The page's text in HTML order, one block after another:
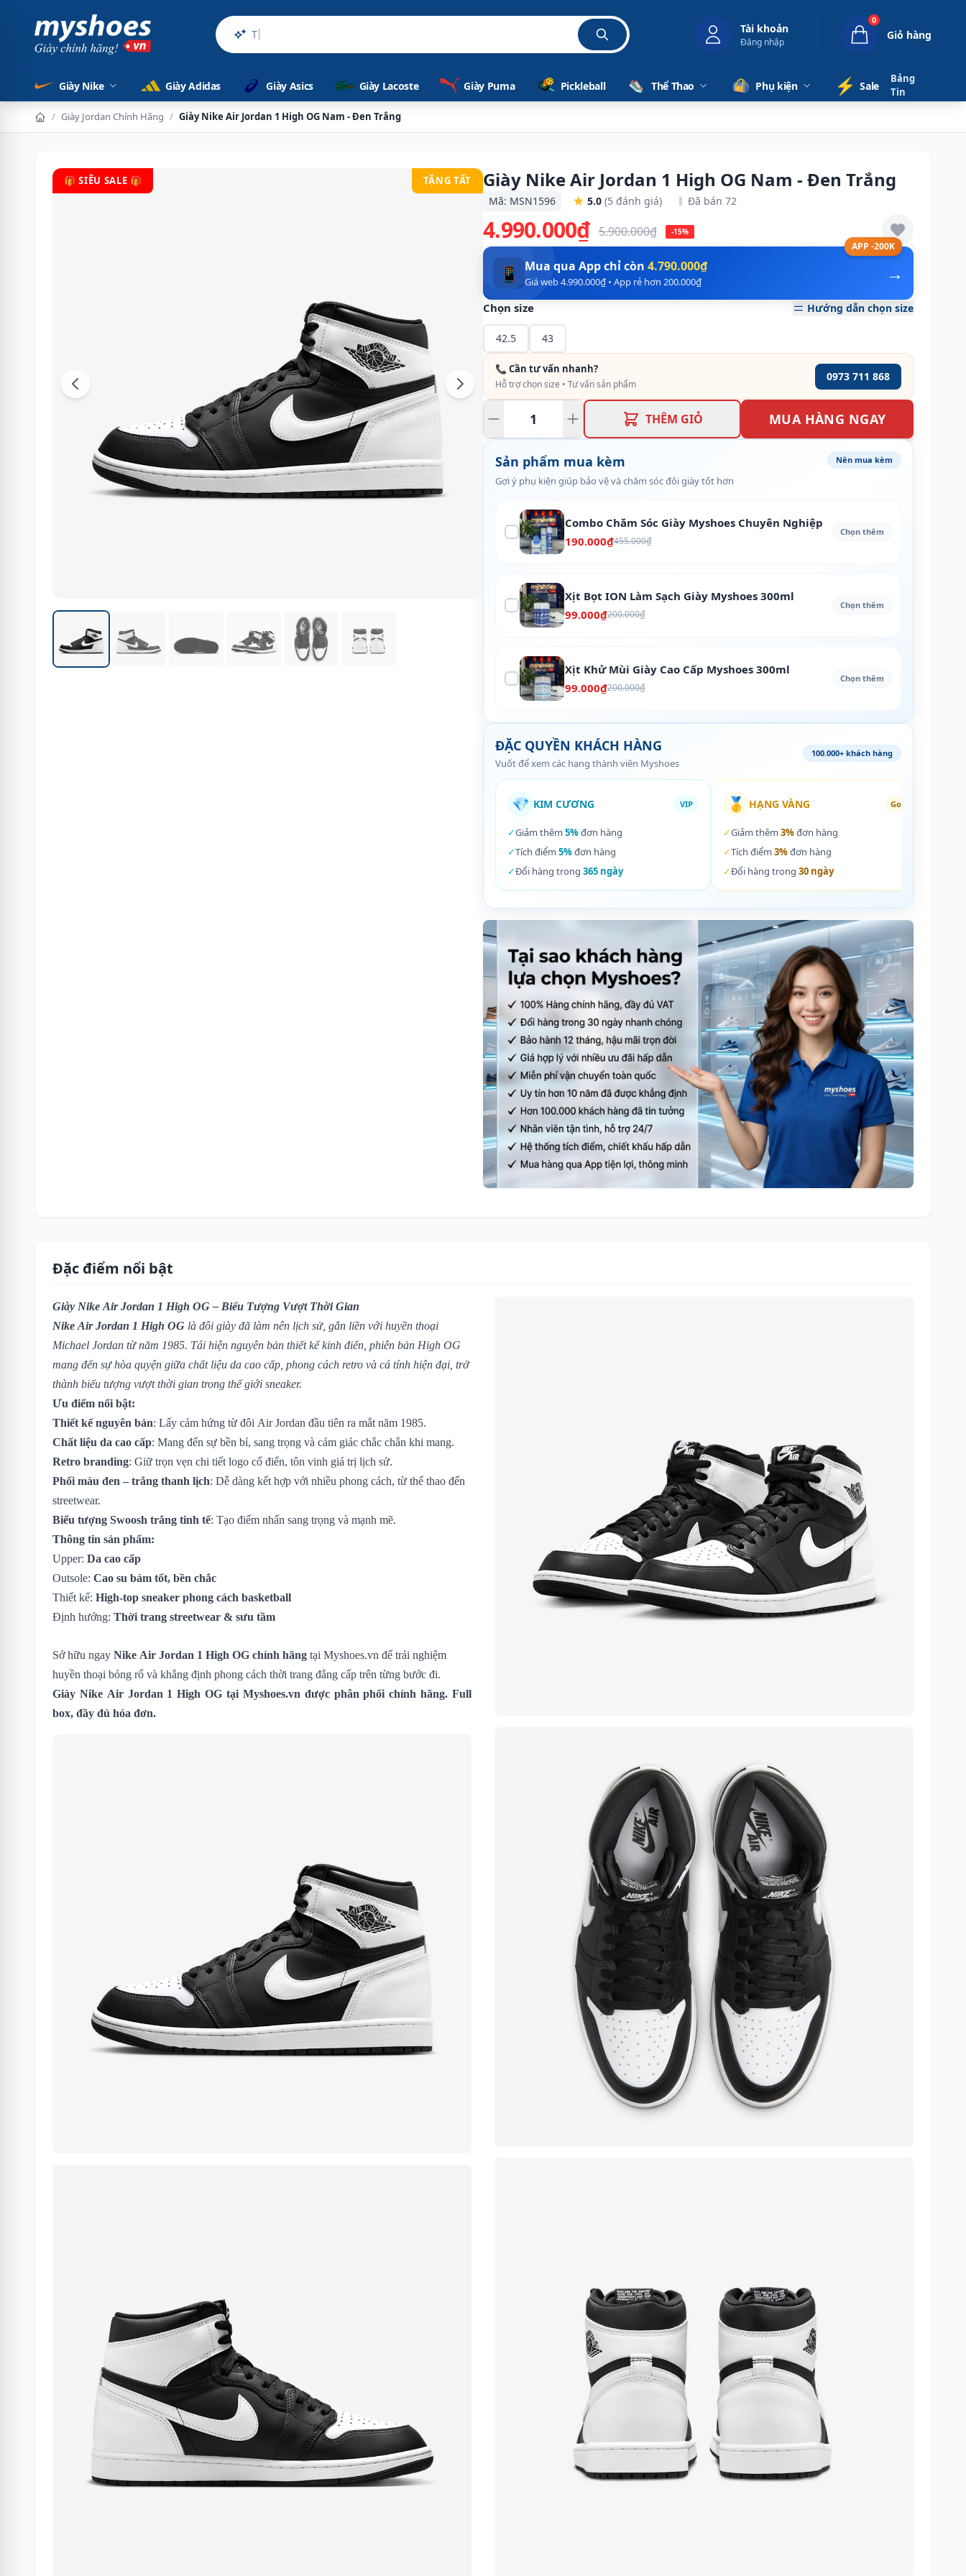
Sản phẩm ch Tài khoản
Đăng nhập
0
Giỏ hàng
Giày Nike Giày Adidas Giày Asics Giày Lacoste Giày Puma Pickleball Thể Thao Phụ kiện ⚡️ Sale
Bảng
Tin
/ Giày Jordan Chính Hãng / Giày Nike Air Jordan 1 High OG Nam - Đen Trắng
🎁 SIÊU SALE 🎁 TẶNG TẤT Giày Nike Air Jordan 1 High OG Nam - Đen Trắng
Mã: MSN1596 5.0 (5 đánh giá) Đã bán 72
4.990.000₫ 5.900.000₫ -15%
APP -200K
→
📱 Mua qua App chỉ còn 4.790.000₫
Giá web 4.990.000₫ • App rẻ hơn 200.000₫
Chọn size Hướng dẫn chọn size
42.5 43
📞 Cần tư vấn nhanh?
Hỗ trợ chọn size • Tư vấn sản phẩm
0973 711 868
THÊM GIỎ MUA HÀNG NGAY
Sản phẩm mua kèm
Gợi ý phụ kiện giúp bảo vệ và chăm sóc đôi giày tốt hơn
Nên mua kèm
Combo Chăm Sóc Giày Myshoes Chuyên Nghiệp
190.000₫455.000₫
Chọn thêm
Xịt Bọt ION Làm Sạch Giày Myshoes 300ml
99.000₫200.000₫
Chọn thêm
Xịt Khử Mùi Giày Cao Cấp Myshoes 300ml
99.000₫200.000₫
Chọn thêm
ĐẶC QUYỀN KHÁCH HÀNG
Vuốt để xem các hạng thành viên Myshoes
100.000+ khách hàng
💎 KIM CƯƠNG VIP
✓Giảm thêm 5%đơn hàng
✓Tích điểm 5%đơn hàng
✓Đổi hàng trong 365 ngày
🥇 HẠNG VÀNG Gold
✓Giảm thêm 3%đơn hàng
✓Tích điểm 3%đơn hàng
✓Đổi hàng trong 30 ngày
Đặc điểm nổi bật
Giày Nike Air Jordan 1 High OG – Biểu Tượng Vượt Thời Gian
Nike Air Jordan 1 High OG là đôi giày đã làm nên lịch sử, gắn liền với huyền thoại
Michael Jordan từ năm 1985. Tái hiện nguyên bản thiết kế kinh điển, phiên bản High OG
mang đến sự hòa quyện giữa chất liệu da cao cấp, phong cách retro và cá tính hiện đại, trở
thành biểu tượng vượt thời gian trong thế giới sneaker.
Ưu điểm nổi bật:
Thiết kế nguyên bản: Lấy cảm hứng từ đôi Air Jordan đầu tiên ra mắt năm 1985.
Chất liệu da cao cấp: Mang đến sự bền bỉ, sang trọng và cảm giác chắc chắn khi mang.
Retro branding: Giữ trọn vẹn chi tiết logo cổ điển, tôn vinh giá trị lịch sử.
Phối màu đen – trắng thanh lịch: Dễ dàng kết hợp với nhiều phong cách, từ thể thao đến
streetwear.
Biểu tượng Swoosh trắng tinh tế: Tạo điểm nhấn sang trọng và mạnh mẽ.
Thông tin sản phẩm:
Upper: Da cao cấp
Outsole: Cao su bám tốt, bền chắc
Thiết kế: High-top sneaker phong cách basketball
Định hướng: Thời trang streetwear & sưu tầm
Sở hữu ngay Nike Air Jordan 1 High OG chính hãng tại Myshoes.vn để trải nghiệm
huyền thoại bóng rổ và khẳng định phong cách thời trang đẳng cấp trên từng bước đi.
Giày Nike Air Jordan 1 High OG tại Myshoes.vn được phân phối chính hãng. Full
box, đầy đủ hóa đơn.